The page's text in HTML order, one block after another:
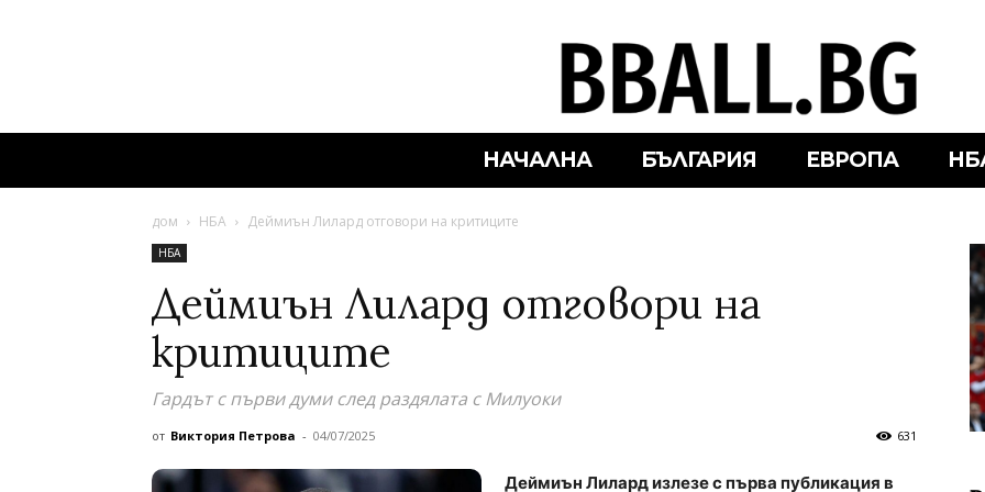
НАЧАЛНА БЪЛГАРИЯ ЕВРОПА
дом НБА Деймиън Лилард отговори на критиците
НБА
Деймиън Лилард отговори на
критиците
Гардът с първи думи след раздялата с Милуоки
от Виктория Петрова - 04/07/2025 631
Деймиън Лилард излезе с първа публикация в